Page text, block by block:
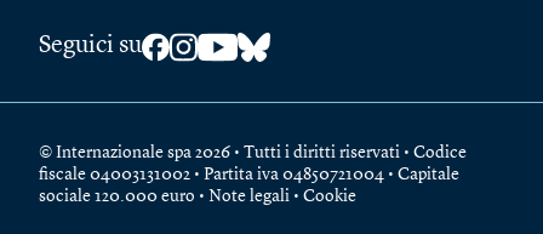
Seguici su
© Internazionale spa 2026 • Tutti i diritti riservati • Codice
fiscale 04003131002 • Partita iva 04850721004 • Capitale
sociale 120.000 euro • Note legali • Cookie